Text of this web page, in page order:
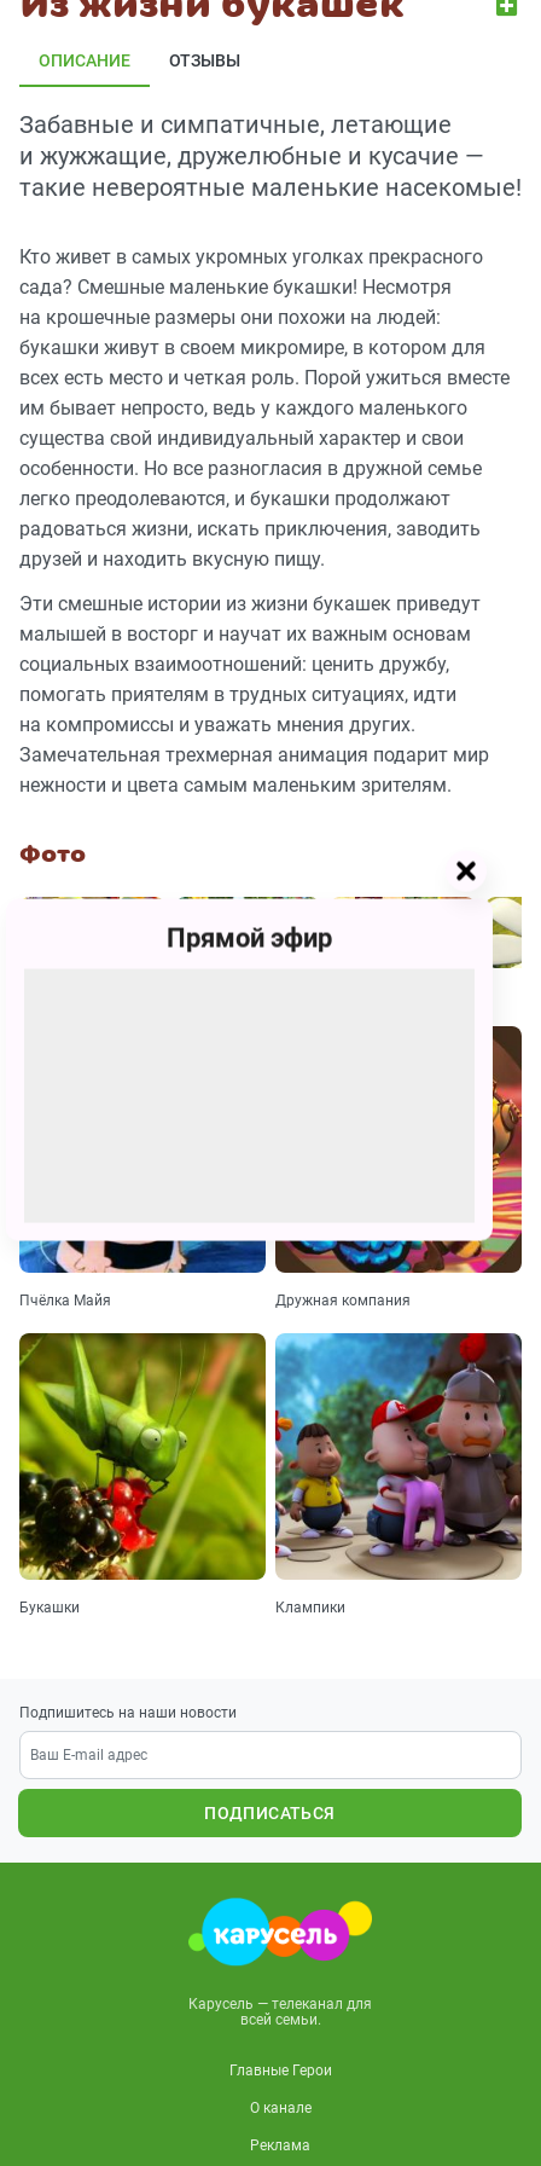
ОПИСАНИЕ ОТЗЫВЫ
Забавные и симпатичные, летающие
и жужжащие, дружелюбные и кусачие —
такие невероятные маленькие насекомые!
Кто живет в самых укромных уголках прекрасного
сада? Смешные маленькие букашки! Несмотря
на крошечные размеры они похожи на людей:
букашки живут в своем микромире, в котором для
всех есть место и четкая роль. Порой ужиться вместе
им бывает непросто, ведь у каждого маленького
существа свой индивидуальный характер и свои
особенности. Но все разногласия в дружной семье
легко преодолеваются, и букашки продолжают
радоваться жизни, искать приключения, заводить
друзей и находить вкусную пищу.
Эти смешные истории из жизни букашек приведут
малышей в восторг и научат их важным основам
социальных взаимоотношений: ценить дружбу,
помогать приятелям в трудных ситуациях, идти
на компромиссы и уважать мнения других.
Замечательная трехмерная анимация подарит мир
нежности и цвета самым маленьким зрителям.
Фото
Пчёлка Майя Дружная компания
Букашки Клампики
Подпишитесь на наши новости
ПОДПИСАТЬСЯ
Карусель — телеканал для
всей семьи.
Главные Герои
О канале
Реклама
Прямой эфир